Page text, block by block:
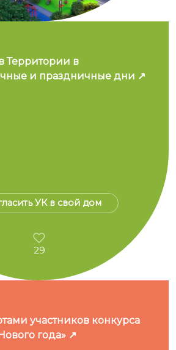
Территории в
и праздничные дни
УК в свой дом
29
участников конкурса
года»